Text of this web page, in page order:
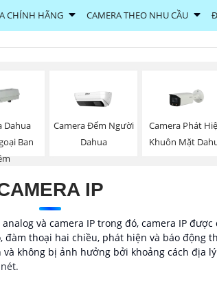
CHÍNH HÃNG CAMERA THEO NHU CẦU
Dahua
Ban
Camera Đếm Người
Dahua
Camera Phát
Khuôn Mặt
IP
và camera IP trong đó, camera IP
thoại hai chiều, phát hiện và báo
không bị ảnh hưởng bởi khoảng cách địa